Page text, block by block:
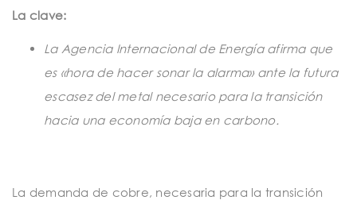
o
La clave:
La Agencia Internacional de Energía afirma que
es «hora de hacer sonar la alarma» ante la futura
escasez del metal necesario para la transición
hacia una economía baja en carbono.
La demanda de cobre, necesaria para la transición